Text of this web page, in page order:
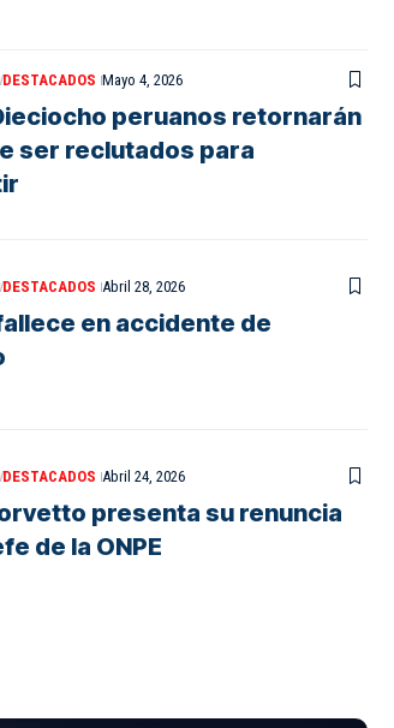
DESTACADOS Mayo 4, 2026
peruanos retornarán
ser reclutados para
DESTACADOS Abril 28, 2026
en accidente de
DESTACADOS Abril 24, 2026
presenta su renuncia
de la ONPE